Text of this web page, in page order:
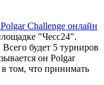
"Чесс24".
будет 5 турниров
он Polgar
том, что принимать